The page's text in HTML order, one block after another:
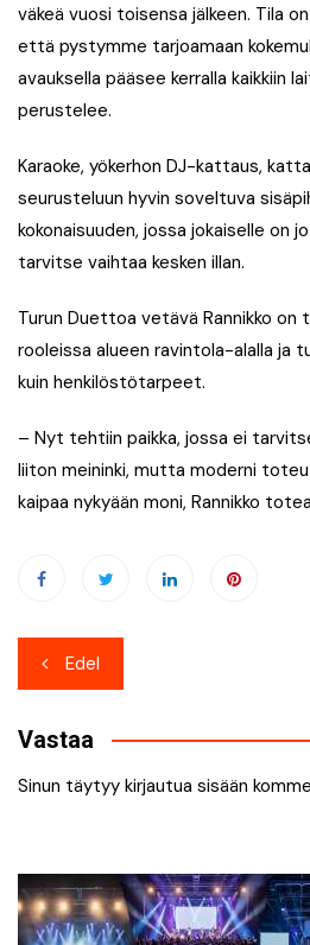
väkeä vuosi toisensa jälkeen. Tila
että pystymme tarjoamaan
avauksella pääsee kerralla kaikkiin
perustelee.
Karaoke, yökerhon DJ-kattaus,
seurusteluun hyvin soveltuva
kokonaisuuden, jossa jokaiselle on
tarvitse vaihtaa kesken illan.
Turun Duettoa vetävä Rannikko on
rooleissa alueen ravintola-alalla ja
kuin henkilöstötarpeet.
– Nyt tehtiin paikka, jossa ei
liiton meininki, mutta moderni
kaipaa nykyään moni, Rannikko
Artikkelien
selaus
Edel
Vastaa
Sinun täytyy kirjautua sisään